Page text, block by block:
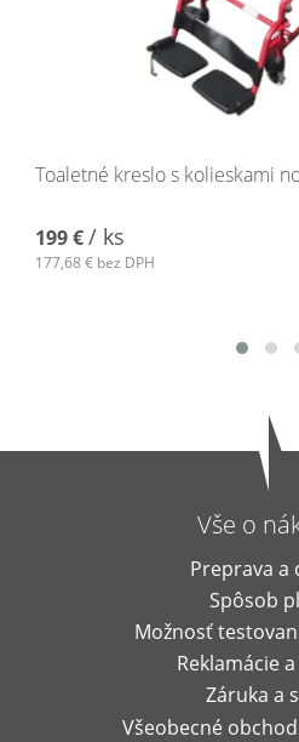
Toaletné kreslo s kolieskami
199 €/ ks
177,68 € bez DPH
Vše o
Preprava a
Spôsob
Možnosť
Reklamácie
Záruka a
Všeobecné